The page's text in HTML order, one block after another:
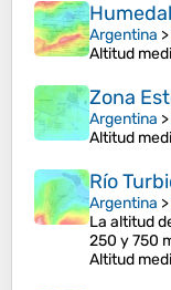
Humedal
Argentina >
Altitud
Zona
Argentina >
Altitud
Río
Argentina >
La altitud
250 y 750
Altitud